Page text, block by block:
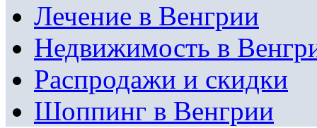
Лечение в Венгрии
Недвижимость в
Распродажи и скидки
Шоппинг в Венгрии